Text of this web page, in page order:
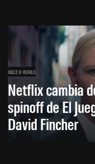
HACE 9 HORAS
Netflix cambia
spinoff de El
David Fincher